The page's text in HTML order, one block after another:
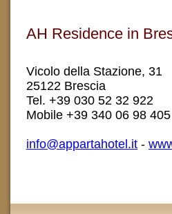
AH Residence in
Vicolo della Stazione, 31
25122 Brescia
Tel. +39 030 52 32 922
Mobile +39 340 06 98 405
info@appartahotel.it -